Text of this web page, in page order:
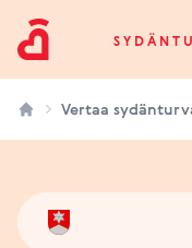
Sydänturvallinen
Vertaa